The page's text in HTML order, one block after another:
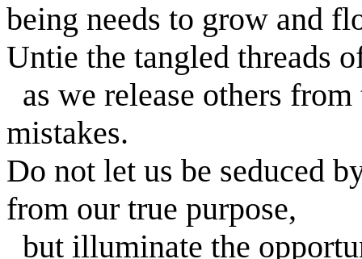
being needs to grow and
Untie the tangled threads
as we release others
mistakes.
Do not let us be seduced
from our true purpose,
but illuminate the